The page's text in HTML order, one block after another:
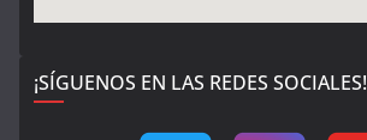
¡SÍGUENOS EN LAS REDES SOCIALES!